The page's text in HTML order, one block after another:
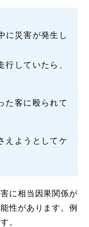
に災害が発生し
行していたら、
た客に殴られて
えようとしてケ
に相当因果関係が
性があります。例
。